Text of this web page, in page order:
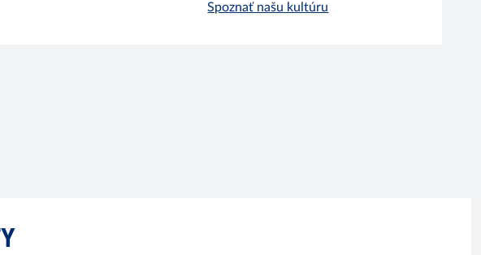
Spoznať našu kultúru